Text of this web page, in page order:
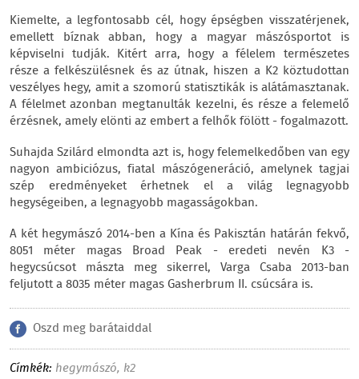
Kiemelte, a legfontosabb cél, hogy épségben visszatérjenek,
emellett bíznak abban, hogy a magyar mászósportot is
képviselni tudják. Kitért arra, hogy a félelem természetes
része a felkészülésnek és az útnak, hiszen a K2 köztudottan
veszélyes hegy, amit a szomorú statisztikák is alátámasztanak.
A félelmet azonban megtanulták kezelni, és része a felemelő
érzésnek, amely elönti az embert a felhők fölött - fogalmazott.
Suhajda Szilárd elmondta azt is, hogy felemelkedőben van egy
nagyon ambiciózus, fiatal mászógeneráció, amelynek tagjai
szép eredményeket érhetnek el a világ legnagyobb
hegységeiben, a legnagyobb magasságokban.
A két hegymászó 2014-ben a Kína és Pakisztán határán fekvő,
8051 méter magas Broad Peak - eredeti nevén K3 -
hegycsúcsot mászta meg sikerrel, Varga Csaba 2013-ban
feljutott a 8035 méter magas Gasherbrum II. csúcsára is.
Oszd meg barátaiddal
Címkék: hegymászó, k2